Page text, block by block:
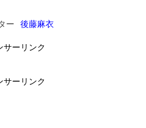
ネックTシャツ」を合わせて
ールなジャケット×ロンスカ
ー 後藤麻衣
サーリンク
サーリンク